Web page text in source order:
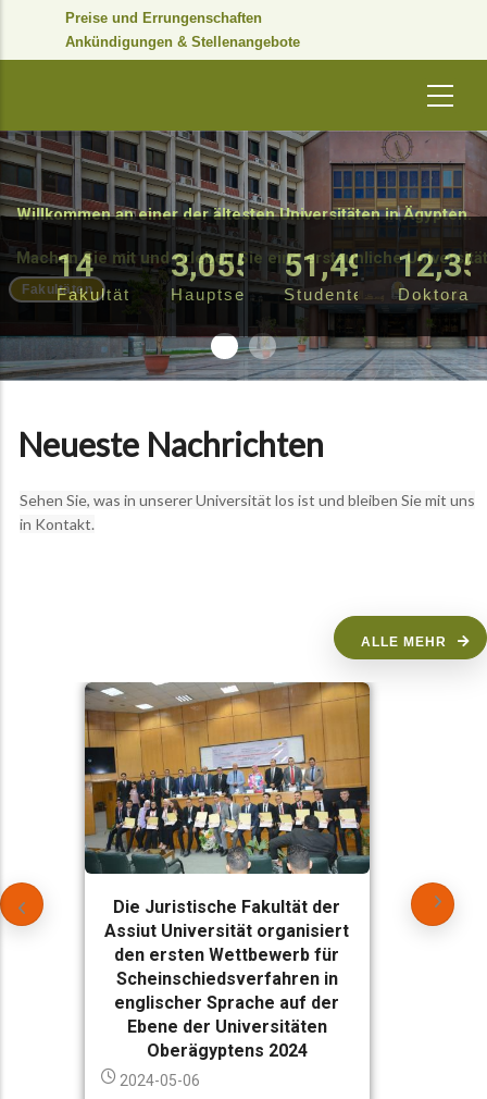
Preise und Errungenschaften
Ankündigungen & Stellenangebote
Willkommen an einer der ältesten Universitäten in Ägypten.
Machen Sie mit und erleben Sie eine erstaunliche
Fakultäten
17
Fakultäten
3,719
Hauptseite
62,687
Studenten
Neueste Nachrichten
Sehen Sie, was in unserer Universität los ist und bleiben Sie mit uns
in Kontakt.
ALLE MEHR
Die Juristische Fakultät der
Assiut Universität organisiert
den ersten Wettbewerb für
Scheinschiedsverfahren in
englischer Sprache auf der
Ebene der Universitäten
Oberägyptens 2024
2024-05-06